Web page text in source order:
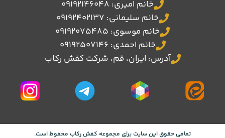
خانم امیری: 09192146048
خانم سلیمانی: 09192402137
خانم موسوی: 09192075485
خانم احمدی: 09192507146
آدرس: ایران، قم، شرکت کفش رکاب
تمامی حقوق این سایت برای مجموعه کفش رکاب محفوظ است.